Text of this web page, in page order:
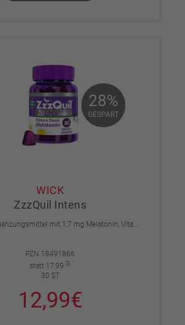
28%
GESPART
28%
GESPART
WICK
ZzzQuil Intens
Nahrungsergänzungsmittel mit 1,7 mg Melatonin, Vitamin B6, Kamille, Lavendel und Baldrian. Mit natürlichem Waldfruchtgeschmack.
PZN 18491866
statt 17,99 3)
30 ST
12,99€